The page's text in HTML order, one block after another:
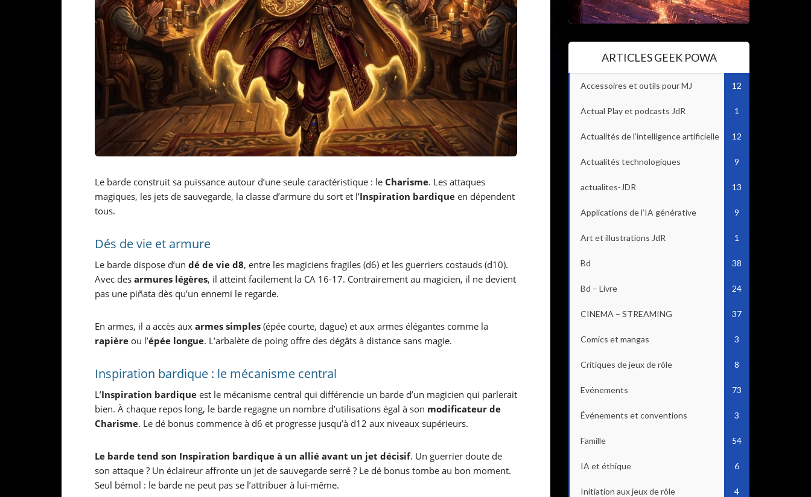
Le barde construit sa puissance autour d’une seule caractéristique : le Charisme. Les attaques
magiques, les jets de sauvegarde, la classe d’armure du sort et l’Inspiration bardique en dépendent
tous.
Dés de vie et armure
Le barde dispose d’un dé de vie d8, entre les magiciens fragiles (d6) et les guerriers costauds (d10).
Avec des armures légères, il atteint facilement la CA 16-17. Contrairement au magicien, il ne devient
pas une piñata dès qu’un ennemi le regarde.
En armes, il a accès aux armes simples (épée courte, dague) et aux armes élégantes comme la
rapière ou l’épée longue. L’arbalète de poing offre des dégâts à distance sans magie.
Inspiration bardique : le mécanisme central
L’Inspiration bardique est le mécanisme central qui différencie un barde d’un magicien qui parlerait
bien. À chaque repos long, le barde regagne un nombre d’utilisations égal à son modificateur de
Charisme. Le dé bonus commence à d6 et progresse jusqu’à d12 aux niveaux supérieurs.
Le barde tend son Inspiration bardique à un allié avant un jet décisif. Un guerrier doute de
son attaque ? Un éclaireur affronte un jet de sauvegarde serré ? Le dé bonus tombe au bon moment.
Seul bémol : le barde ne peut pas se l’attribuer à lui-même.
ARTICLES GEEK POWA
Accessoires et outils pour MJ 12
Actual Play et podcasts JdR 1
Actualités de l’intelligence artificielle 12
Actualités technologiques 9
actualites-JDR 13
Applications de l’IA générative 9
Art et illustrations JdR 1
Bd 38
Bd – Livre 24
CINEMA – STREAMING 37
Comics et mangas 3
Critiques de jeux de rôle 8
Evénements 73
Événements et conventions 3
Famille 54
IA et éthique 6
Initiation aux jeux de rôle 4